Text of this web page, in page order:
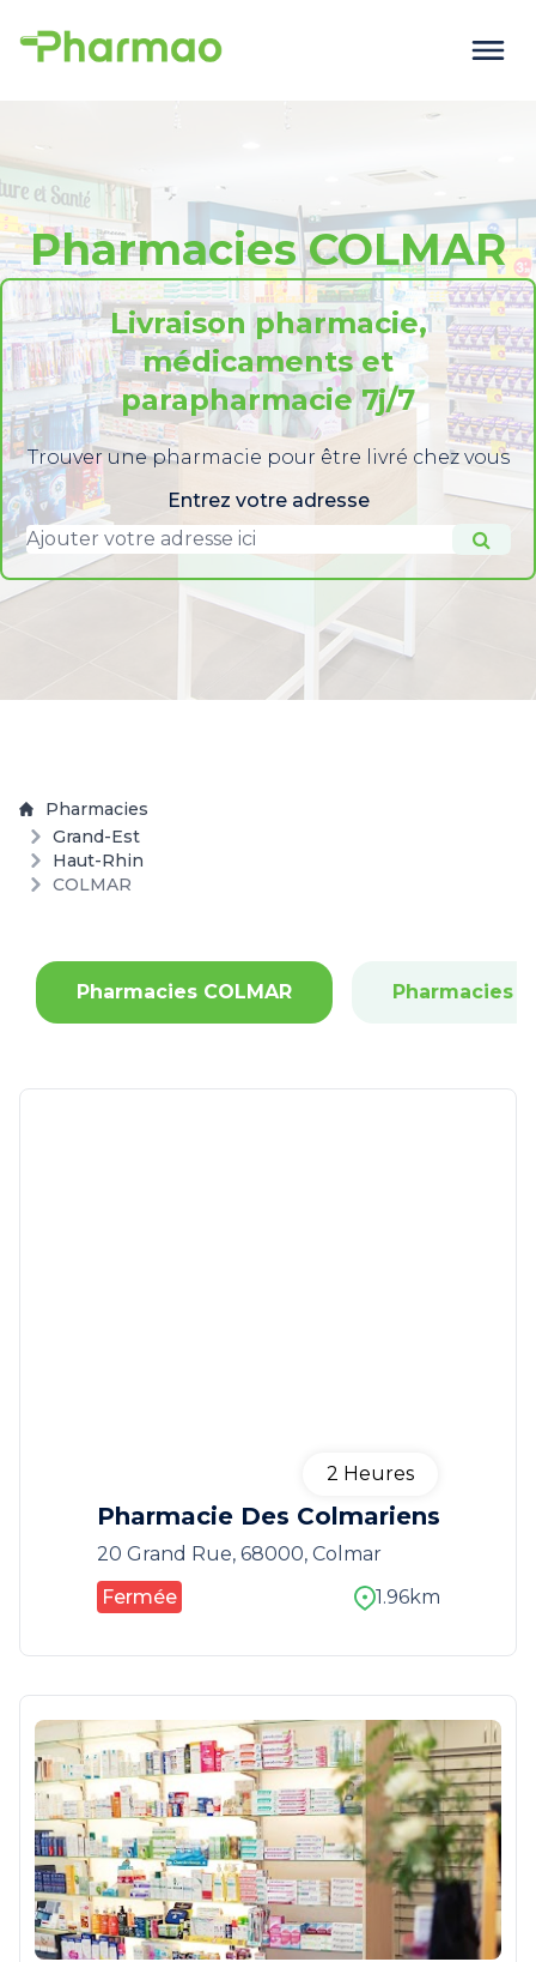
Pharmacies COLMAR
Livraison pharmacie,
médicaments et
parapharmacie 7j/7
Trouver une pharmacie pour être livré chez vous
Entrez votre adresse
Pharmacies
Grand-Est
Haut-Rhin
COLMAR
Pharmacies COLMAR Pharmacies
Pharmacie Des Colmariens
2 Heures
20 Grand Rue, 68000, Colmar
Fermée
1.96km